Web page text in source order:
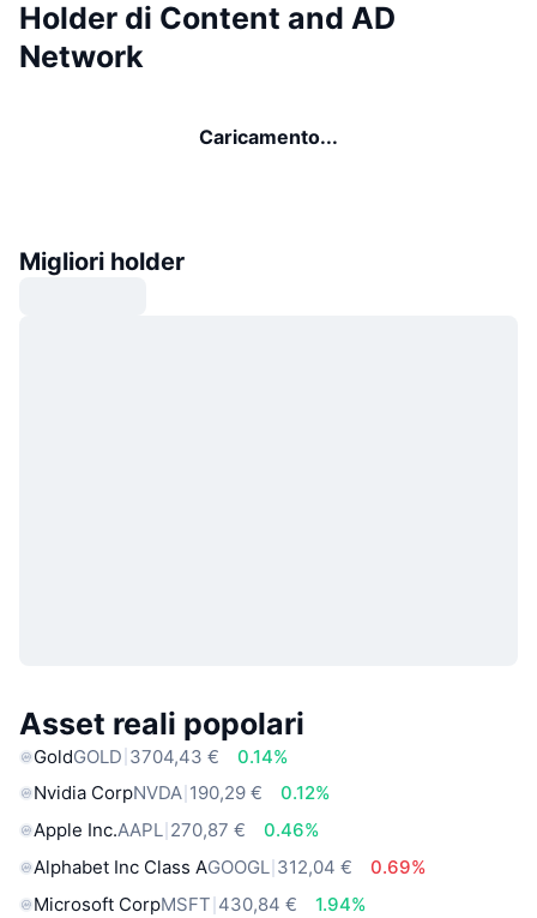
Holder di Content and AD
Network
Caricamento...
Migliori holder
Asset reali popolari
GoldGOLD 3704,43 €
0.14%
Nvidia CorpNVDA 190,29 €
0.12%
Apple Inc.AAPL 270,87 €
0.46%
Alphabet Inc Class AGOOGL 312,04 €
0.69%
Microsoft CorpMSFT 430,84 €
1.94%